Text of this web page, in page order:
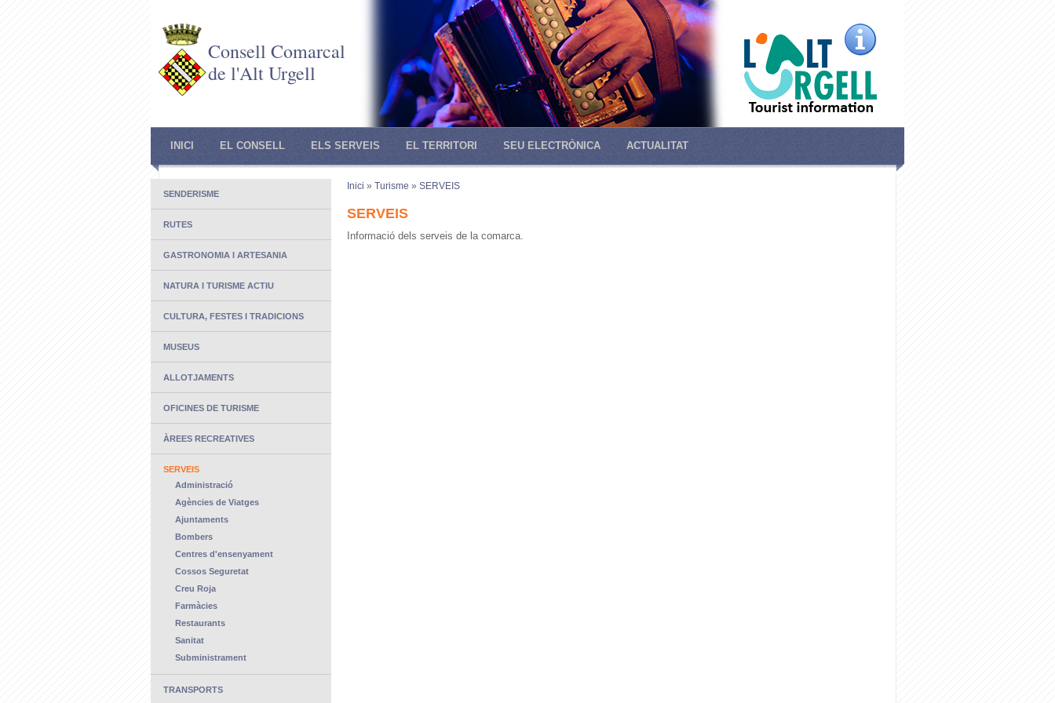
Consell Comarcal
de l'Alt Urgell
INICI EL CONSELL ELS SERVEIS EL TERRITORI SEU ELECTRÒNICA ACTUALITAT
SENDERISME
RUTES
GASTRONOMIA I ARTESANIA
NATURA I TURISME ACTIU
CULTURA, FESTES I TRADICIONS
MUSEUS
ALLOTJAMENTS
OFICINES DE TURISME
ÀREES RECREATIVES
SERVEIS
Administració
Agències de Viatges
Ajuntaments
Bombers
Centres d'ensenyament
Cossos Seguretat
Creu Roja
Farmàcies
Restaurants
Sanitat
Subministrament
TRANSPORTS
Inici » Turisme » SERVEIS
SERVEIS
Informació dels serveis de la comarca.